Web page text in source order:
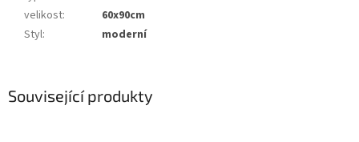
Související produkty
velikost:
60x90cm
Styl: moderní